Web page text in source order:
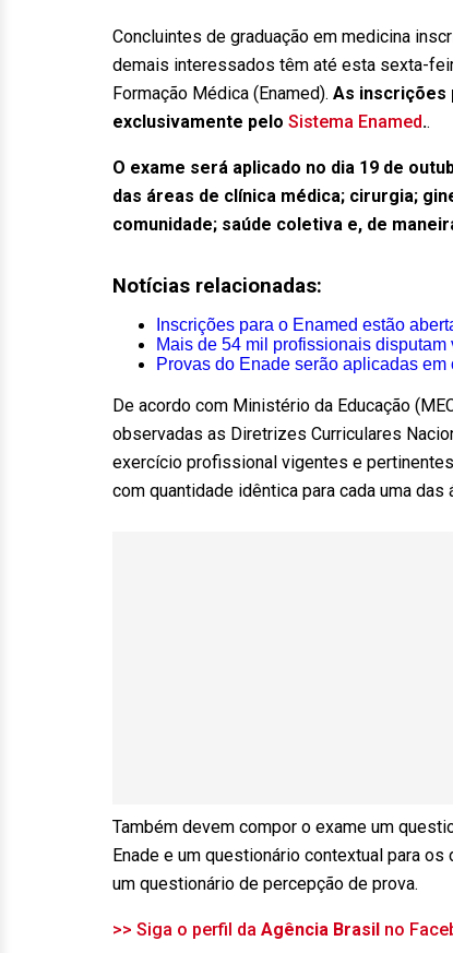
Concluintes de graduação em medicina
demais interessados têm até esta sexta-
Formação Médica (Enamed). As inscrições
exclusivamente pelo Sistema Enamed..
O exame será aplicado no dia 19 de
das áreas de clínica médica; cirurgia;
comunidade; saúde coletiva e, de
Notícias relacionadas:
Inscrições para o Enamed estão
Mais de 54 mil profissionais
Provas do Enade serão aplicadas
De acordo com Ministério da Educação
observadas as Diretrizes Curriculares
exercício profissional vigentes e
com quantidade idêntica para cada uma das
Também devem compor o exame um
Enade e um questionário contextual para
um questionário de percepção de prova.
>> Siga o perfil da Agência Brasil no